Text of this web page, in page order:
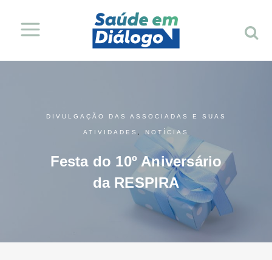
DIVULGAÇÃO DAS ASSOCIADAS E SUAS
ATIVIDADES NOTÍCIAS
Festa do 10º Aniversário
da RESPIRA